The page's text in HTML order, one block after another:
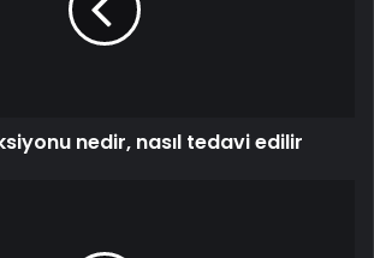
nedir, nasıl tedavi edilir